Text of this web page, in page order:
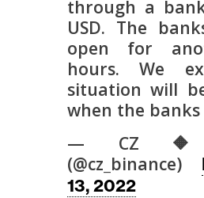
through a
USD. The
open for
hours. We
situation will
when the banks
— CZ
(@cz_binance)
13, 2022